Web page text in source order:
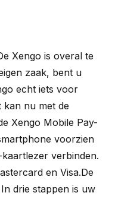
Xengo is overal te
zaak, bent u
echt iets voor
kan nu met de
Xengo Mobile Pay-
voorzien
verbinden.
en Visa.De
drie stappen is uw